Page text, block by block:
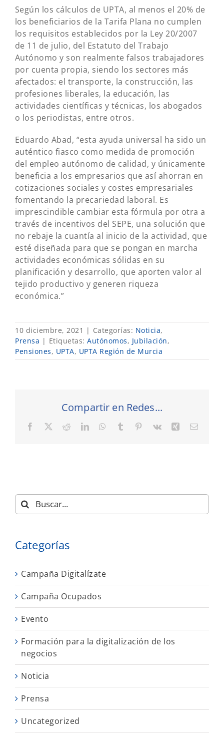
Según los cálculos de UPTA, al menos el 20% de
los beneficiarios de la Tarifa Plana no cumplen
los requisitos establecidos por la Ley 20/2007
de 11 de julio, del Estatuto del Trabajo
Autónomo y son realmente falsos trabajadores
por cuenta propia, siendo los sectores más
afectados: el transporte, la construcción, las
profesiones liberales, la educación, las
actividades científicas y técnicas, los abogados
o los periodistas, entre otros.
Eduardo Abad, “esta ayuda universal ha sido un
auténtico fiasco como medida de promoción
del empleo autónomo de calidad, y únicamente
beneficia a los empresarios que así ahorran en
cotizaciones sociales y costes empresariales
fomentando la precariedad laboral. Es
imprescindible cambiar esta fórmula por otra a
través de incentivos del SEPE, una solución que
no rebaje la cuantía al inicio de la actividad, que
esté diseñada para que se pongan en marcha
actividades económicas sólidas en su
planificación y desarrollo, que aporten valor al
tejido productivo y generen riqueza
económica.”
10 diciembre, 2021 | Categorías: Noticia,
Prensa | Etiquetas: Autónomos, Jubilación,
Pensiones, UPTA, UPTA Región de Murcia
Compartir en Redes...
Facebook RedditLinkedInWhatsApp
Tumblr Pinterest
Vk XingCorreo
Buscar:
Categorías
Campaña Digitalízate
Campaña Ocupados
Evento
Formación para la digitalización de los
negocios
Noticia
Prensa
Uncategorized